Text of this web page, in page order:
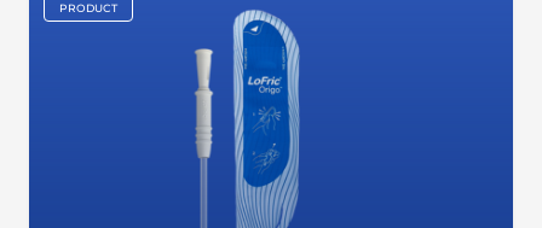
key:global.content-type:
PRODUCT